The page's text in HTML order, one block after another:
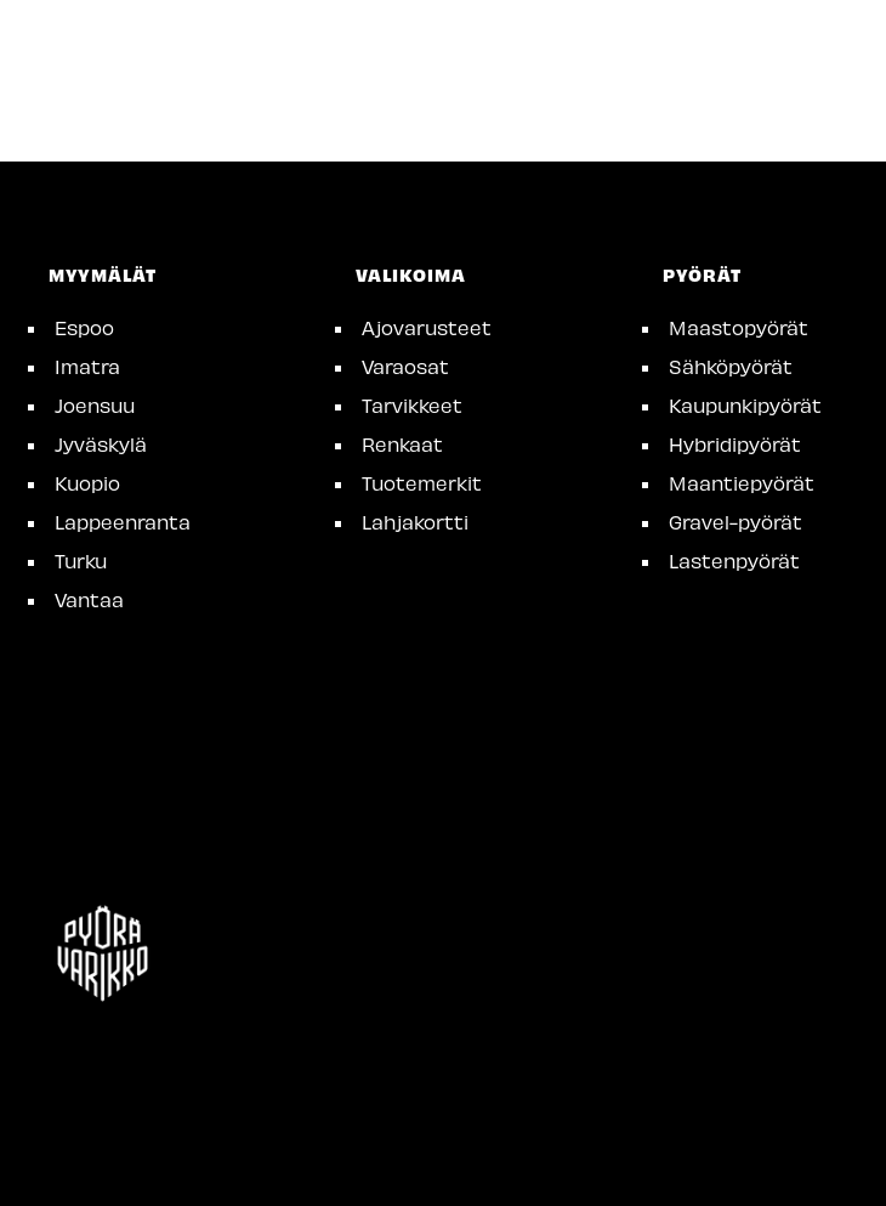
MYYMÄLÄT
Espoo
Imatra
Joensuu
Jyväskylä
Kuopio
Lappeenranta
Turku
Vantaa
VALIKOIMA
Ajovarusteet
Varaosat
Tarvikkeet
Renkaat
Tuotemerkit
Lahjakortti
PYÖRÄT
Maastopyörät
Sähköpyörät
Kaupunkipyörät
Hybridipyörät
Maantiepyörät
Gravel-pyörät
Lastenpyörät